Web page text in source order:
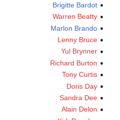
Brigitte Bardot
Warren Beatty
Marlon Brando
Lenny Bruce
Yul Brynner
Richard Burton
Tony Curtis
Doris Day
Sandra Dee
Alain Delon